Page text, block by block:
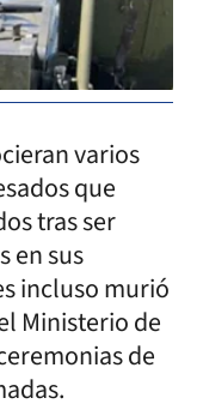
varios
que
tras ser
en sus
incluso murió
Ministerio de
de